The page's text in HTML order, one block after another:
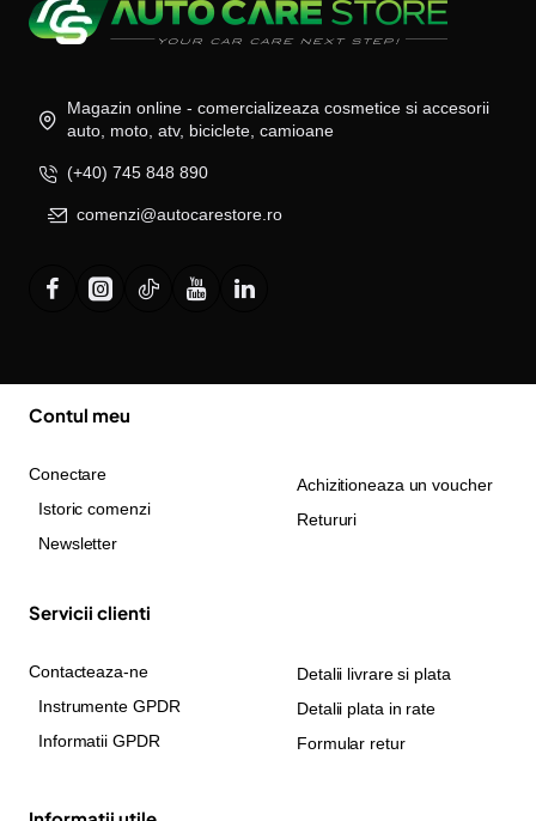
Magazin online - comercializeaza cosmetice si accesorii
auto, moto, atv, biciclete, camioane
(+40) 745 848 890
comenzi@autocarestore.ro
Contul meu
Conectare
Istoric comenzi
Newsletter
Achizitioneaza un voucher
Retururi
Servicii clienti
Contacteaza-ne
Instrumente GPDR
Informatii GPDR
Detalii livrare si plata
Detalii plata in rate
Formular retur